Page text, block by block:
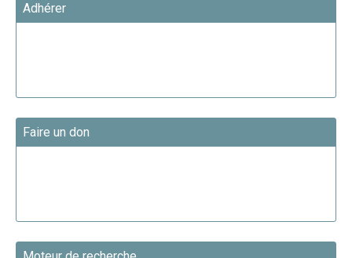
Adhérer
Faire un don